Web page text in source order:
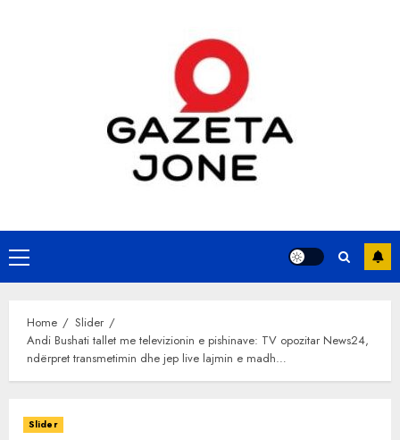
Primary
Menu
Home
Slider
Andi Bushati tallet me televizionin e pishinave: TV opozitar News24,
ndërpret transmetimin dhe jep live lajmin e madh…
Slider